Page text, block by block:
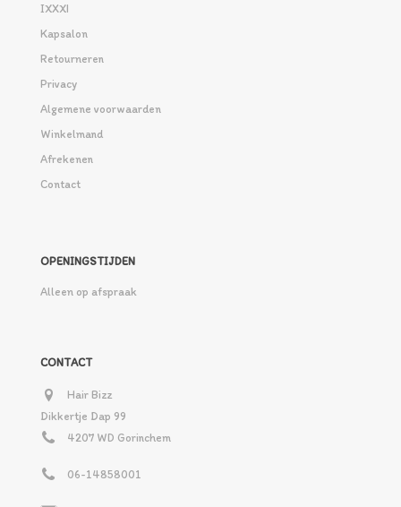
IXXXI
Kapsalon
Retourneren
Privacy
Algemene voorwaarden
Winkelmand
Afrekenen
Contact
OPENINGSTIJDEN
Alleen op afspraak
CONTACT
Hair Bizz
Dikkertje Dap 99
4207 WD Gorinchem
06-14858001